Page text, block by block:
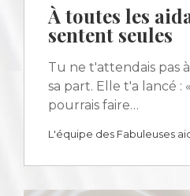
À toutes les
sentent seules
Tu ne t'attendais pas
sa part. Elle t'a lancé :
pourrais faire…
L'équipe des Fabuleuses